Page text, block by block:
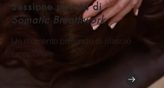
Sessione privata di
Somatic Breathwork
Un momento profondo di rilascio
emozionale